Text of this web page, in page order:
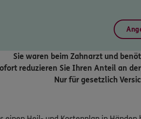
Sie waren beim Zahnarzt und
reduzieren Sie Ihren Anteil an
Nur für gesetzlich